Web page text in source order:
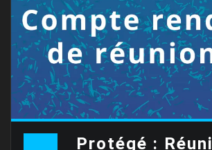
Protégé :